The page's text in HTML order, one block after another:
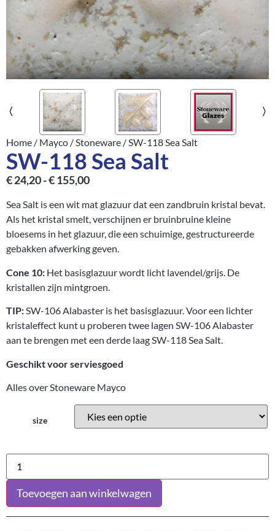
Home / Mayco /Stoneware / SW-118 Sea Salt
SW-118 Sea Salt
€24,20-€155,00
Sea Salt is een wit mat glazuur dat een zandbruin kristal bevat.
Als het kristal smelt, verschijnen er bruinbruine kleine
bloesems in het glazuur, die een schuimige, gestructureerde
gebakken afwerking geven.
Cone 10: Het basisglazuur wordt licht lavendel/grijs. De
kristallen zijn mintgroen.
TIP:SW-106 Alabaster is het basisglazuur. Voor een lichter
kristaleffect kunt u proberen twee lagen SW-106 Alabaster
aan te brengen met een derde laag SW-118 Sea Salt.
Geschikt voor serviesgoed
Alles over Stoneware Mayco
size
Toevoegen aan winkelwagen